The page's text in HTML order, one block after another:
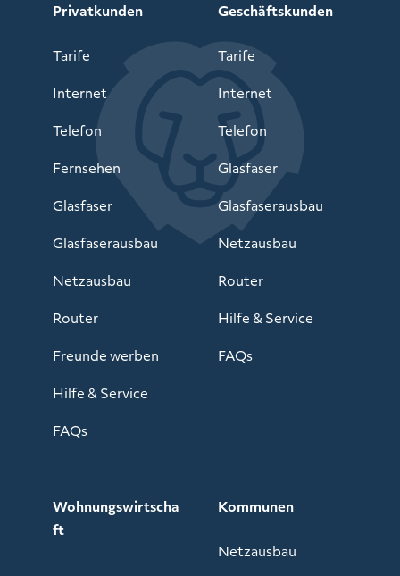
Privatkunden
Tarife
Internet
Telefon
Fernsehen
Glasfaser
Glasfaserausbau
Netzausbau
Router
Freunde werben
Hilfe & Service
FAQs
Geschäftskunden
Tarife
Internet
Telefon
Glasfaser
Glasfaserausbau
Netzausbau
Router
Hilfe & Service
FAQs
Wohnungswirtscha
ft
Kommunen
Netzausbau